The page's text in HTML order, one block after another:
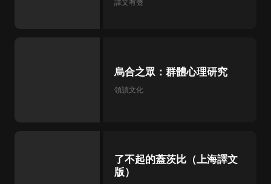
譯文有聲
烏合之眾：群體心理研究
領讀文化
了不起的蓋茨比（上海譯文
版）